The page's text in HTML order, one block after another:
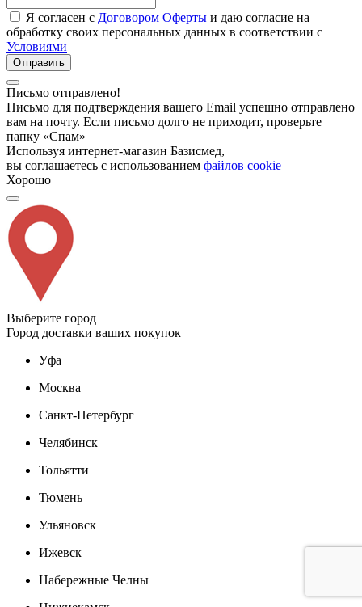
Я согласен с Договором Оферты и даю согласие на
обработку своих персональных данных в соответствии с
Условиями
Отправить
Письмо отправлено!
Письмо для подтверждения вашего Email успешно отправлено
вам на почту. Если письмо долго не приходит, проверьте
папку «Спам»
Используя интернет-магазин Базисмед,
вы соглашаетесь с использованием файлов cookie
Хорошо
Выберите город
Город доставки ваших покупок
Уфа
Москва
Санкт-Петербург
Челябинск
Тольятти
Тюмень
Ульяновск
Ижевск
Набережные Челны